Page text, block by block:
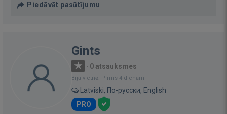
Piedāvāt pasūtījumu
Gints
· 0 atsauksmes
Bija vietnē: Pirms 4 dienām
Latviski, По-русски, English
PRO